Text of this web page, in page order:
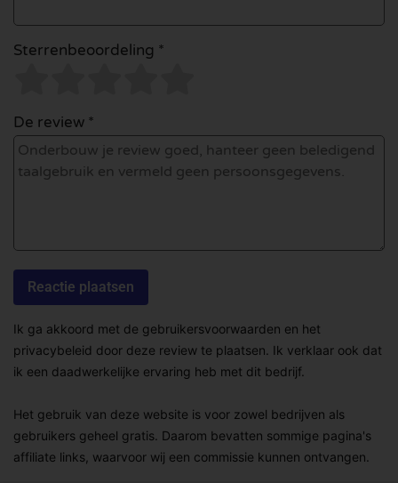
Sterrenbeoordeling *
De review *
Ik ga akkoord met de gebruikersvoorwaarden en het
privacybeleid door deze review te plaatsen. Ik verklaar ook dat
ik een daadwerkelijke ervaring heb met dit bedrijf.
Het gebruik van deze website is voor zowel bedrijven als
gebruikers geheel gratis. Daarom bevatten sommige pagina's
affiliate links, waarvoor wij een commissie kunnen ontvangen.